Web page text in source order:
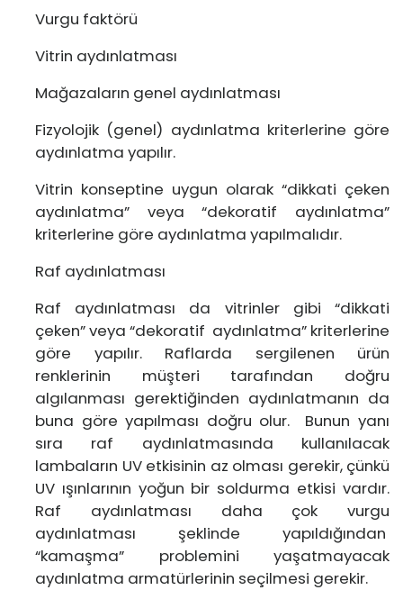
Vurgu faktörü
Vitrin aydınlatması
Mağazaların genel aydınlatması
Fizyolojik (genel) aydınlatma kriterlerine göre
aydınlatma yapılır.
Vitrin konseptine uygun olarak “dikkati çeken
aydınlatma” veya “dekoratif aydınlatma”
kriterlerine göre aydınlatma yapılmalıdır.
Raf aydınlatması
Raf aydınlatması da vitrinler gibi “dikkati
çeken” veya “dekoratif aydınlatma” kriterlerine
göre yapılır. Raflarda sergilenen ürün
renklerinin müşteri tarafından doğru
algılanması gerektiğinden aydınlatmanın da
buna göre yapılması doğru olur. Bunun yanı
sıra raf aydınlatmasında kullanılacak
lambaların UV etkisinin az olması gerekir, çünkü
UV ışınlarının yoğun bir soldurma etkisi vardır.
Raf aydınlatması daha çok vurgu
aydınlatması şeklinde yapıldığından
“kamaşma” problemini yaşatmayacak
aydınlatma armatürlerinin seçilmesi gerekir.